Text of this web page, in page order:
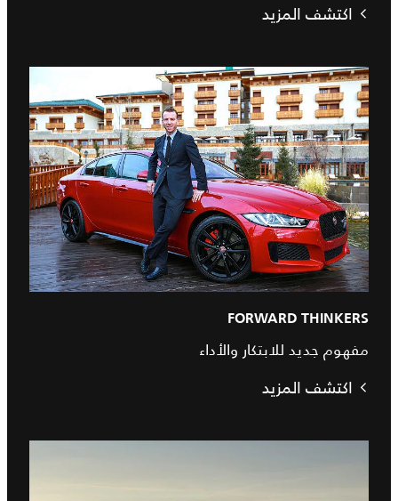
اكتشف المزيد
FORWARD THINKERS
مفهوم جديد للابتكار والأداء
اكتشف المزيد